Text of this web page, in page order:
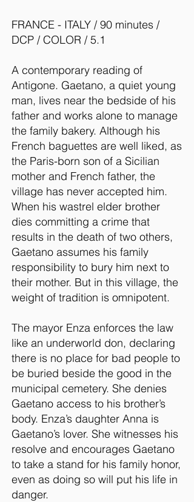
FRANCE - ITALY / 90 minutes /
DCP / COLOR / 5.1
A contemporary reading of
Antigone. Gaetano, a quiet young
man, lives near the bedside of his
father and works alone to manage
the family bakery. Although his
French baguettes are well liked, as
the Paris-born son of a Sicilian
mother and French father, the
village has never accepted him.
When his wastrel elder brother
dies committing a crime that
results in the death of two others,
Gaetano assumes his family
responsibility to bury him next to
their mother. But in this village, the
weight of tradition is omnipotent.
The mayor Enza enforces the law
like an underworld don, declaring
there is no place for bad people to
be buried beside the good in the
municipal cemetery. She denies
Gaetano access to his brother’s
body. Enza’s daughter Anna is
Gaetano’s lover. She witnesses his
resolve and encourages Gaetano
to take a stand for his family honor,
even as doing so will put his life in
danger.